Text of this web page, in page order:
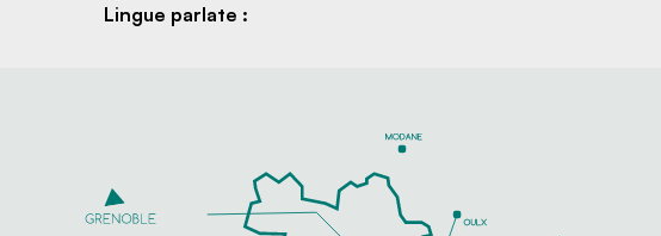
Lingue parlate :